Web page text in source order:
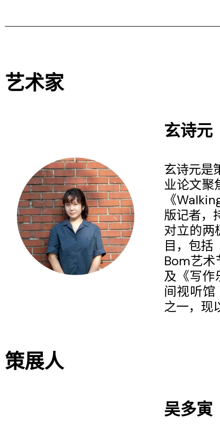
艺术家
玄诗元
玄诗元是
业论文聚
《
版记者，
对立的两
目，包括
Bom艺术
及《写作
间视听
之一，现
策展人
吴多寅